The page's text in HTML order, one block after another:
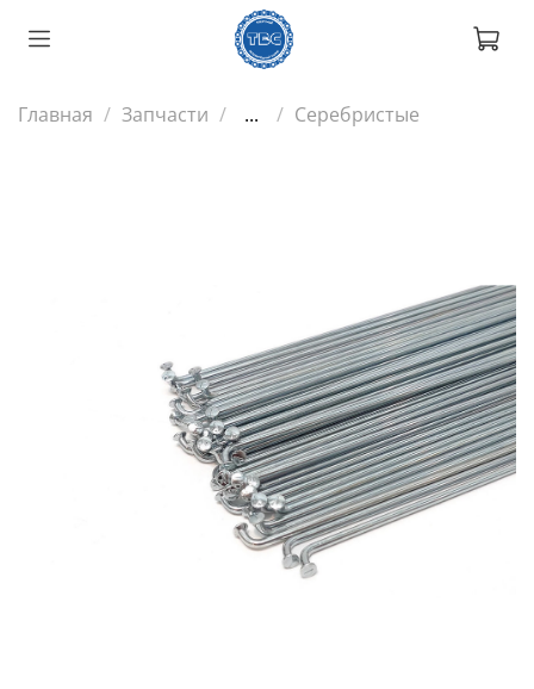
Главная Запчасти ... Серебристые